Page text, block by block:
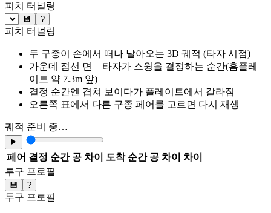
피치 터널링
💾 ?
피치 터널링
두 구종이 손에서 떠나 날아오는 3D 궤적 (타자 시점)
가운데 점선 면 = 타자가 스윙을 결정하는 순간(홈플레
이트 약 7.3m 앞)
결정 순간엔 겹쳐 보이다가 플레이트에서 갈라짐
오른쪽 표에서 다른 구종 페어를 고르면 다시 재생
궤적 준비 중…
▶
페어 결정 순간 공 차이 도착 순간 공 차이
차이
투구 프로필
💾 ?
투구 프로필